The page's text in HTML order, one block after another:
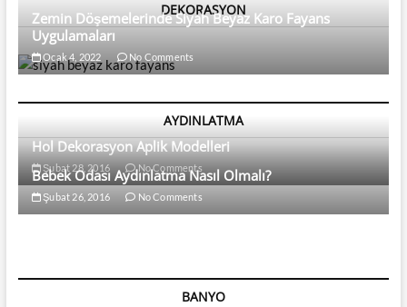
DEKORASYON
Zemin Döşemelerinde Siyah Beyaz Karo Fayans
Uygulamaları
Ocak 4, 2022 No Comments
AYDINLATMA
Hol Dekorasyon Aplik Modelleri
Şubat 28, 2016 No Comments
Bebek Odası Aydınlatma Nasıl Olmalı?
Şubat 26, 2016 No Comments
BANYO